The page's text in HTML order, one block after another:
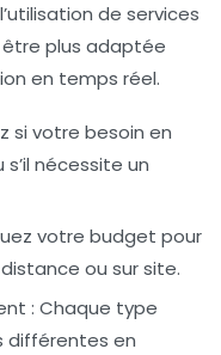
de services
plus adaptée
en temps réel.
si votre besoin en
nécessite un
votre budget pour
ou sur site.
: Chaque type
différentes en